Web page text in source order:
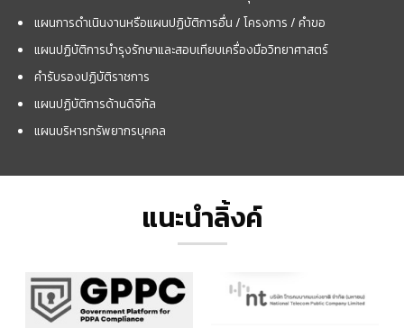
แผนการดำเนินงานหรือแผนปฏิบัติการอื่น / โครงการ / คำขอ
แผนปฏิบัติการบำรุงรักษาและสอบเทียบเครื่องมือวิทยาศาสตร์
คำรับรองปฏิบัติราชการ
แผนปฏิบัติการด้านดิจิทัล
แผนบริหารทรัพยากรบุคคล
แนะนำลิ้งค์